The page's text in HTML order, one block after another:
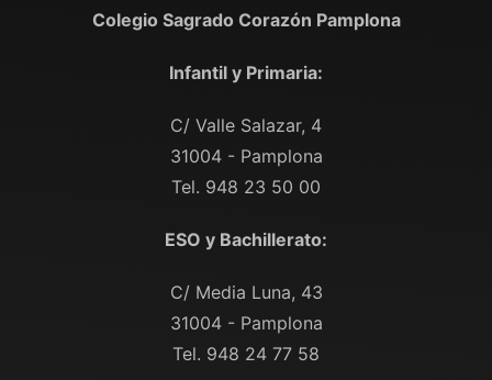
Colegio Sagrado Corazón Pamplona
Infantil y Primaria:
C/ Valle Salazar, 4
31004 - Pamplona
Tel. 948 23 50 00
ESO y Bachillerato:
C/ Media Luna, 43
31004 - Pamplona
Tel. 948 24 77 58